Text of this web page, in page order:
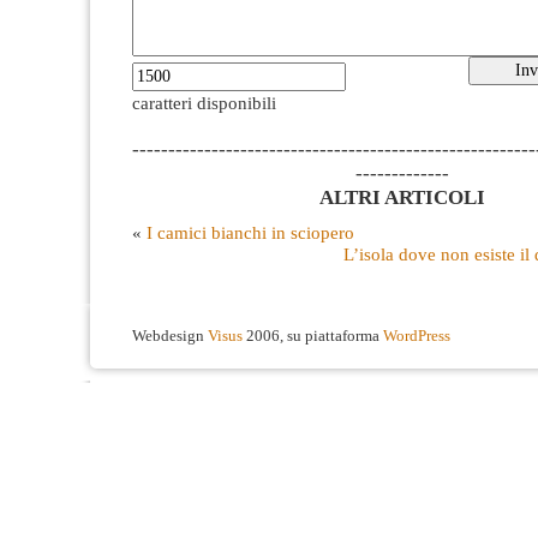
caratteri disponibili
-------------
ALTRI ARTICOLI
« I camici bianchi in sciopero
L’isola dove non esiste il
Webdesign Visus 2006, su piattaforma WordPress